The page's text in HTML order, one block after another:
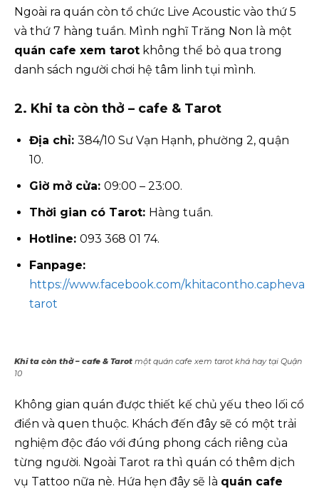
Ngoài ra quán còn tổ chức Live Acoustic vào thứ 5
và thứ 7 hàng tuần. Mình nghĩ Trăng Non là một
quán cafe xem tarot không thể bỏ qua trong
danh sách người chơi hệ tâm linh tụi mình.
2. Khi ta còn thở – cafe & Tarot
Địa chỉ: 384/10 Sư Vạn Hạnh, phường 2, quận
10.
Giờ mở cửa: 09:00 – 23:00.
Thời gian có Tarot: Hàng tuần.
Hotline: 093 368 01 74.
Fanpage:
https://www.facebook.com/khitacontho.capheva
tarot
Khi ta còn thở – cafe & Tarot một quán cafe xem tarot khá hay tại Quận
10
Không gian quán được thiết kế chủ yếu theo lối cổ
điển và quen thuộc. Khách đến đây sẽ có một trải
nghiệm độc đáo với đúng phong cách riêng của
từng người. Ngoài Tarot ra thì quán có thêm dịch
vụ Tattoo nữa nè. Hứa hẹn đây sẽ là quán cafe